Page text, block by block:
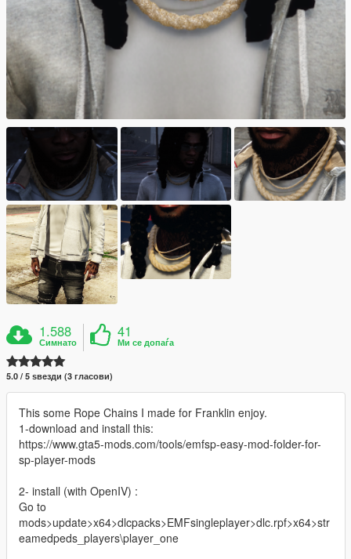
1.588
Симнато
41
Ми се допаѓа
5.0 / 5 ѕвезди (3 гласови)
This some Rope Chains I made for Franklin enjoy.
1-download and install this:
https://www.gta5-mods.com/tools/emfsp-easy-mod-folder-for-
sp-player-mods
2- install (with OpenIV) :
Go to
mods>update>x64>dlcpacks>EMFsingleplayer>dlc.rpf>x64>str
eamedpeds_players\player_one